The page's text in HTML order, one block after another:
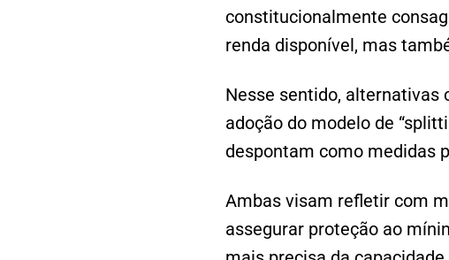
constitucionalmente
renda disponível, mas
Nesse sentido, alternativas
adoção do modelo de
despontam como medidas
Ambas visam refletir com
assegurar proteção ao